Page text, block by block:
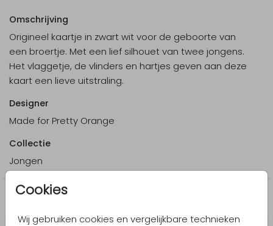
Cookies
Wij gebruiken cookies en vergelijkbare technieken
Omschrijving
Origineel kaartje in zwart wit voor de geboorte van
een broertje. Met een lief silhouet van twee jongens.
Het vlaggetje, de vlinders en hartjes geven aan deze
kaart een lieve uitstraling.
Designer
Made for Pretty Orange
Collectie
Jongen